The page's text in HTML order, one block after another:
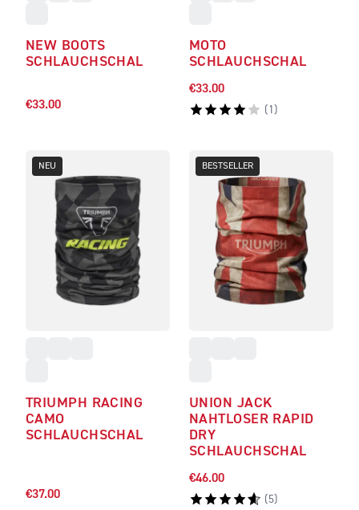
NEW BOOTS
SCHLAUCHSCHAL
€33.00
MOTO
SCHLAUCHSCHAL
€33.00
( 1 )
NEU
TRIUMPH RACING
CAMO
SCHLAUCHSCHAL
€37.00
BESTSELLER
UNION JACK
NAHTLOSER RAPID
DRY
SCHLAUCHSCHAL
€46.00
( 5)